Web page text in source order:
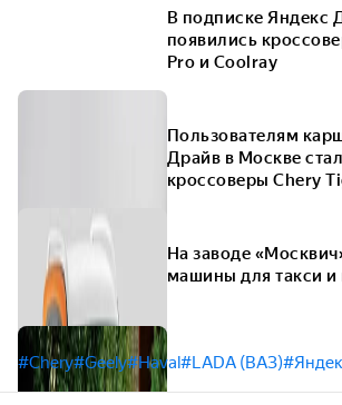
В подписке Яндекс
появились
Pro и Coolray
Пользователям
Драйв в Москве
кроссоверы Chery
На заводе
машины для такси и
#Chery#Geely#Haval#LADA (ВАЗ)